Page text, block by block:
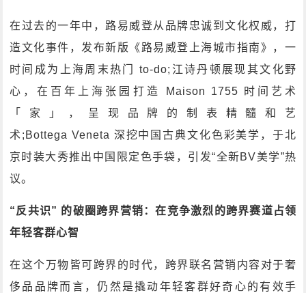
在过去的一年中，路易威登从品牌忠诚到文化权威，打
造文化事件，发布新版《路易威登上海城市指南》，一
时间成为上海周末热门 to-do;江诗丹顿展现其文化野
心，在百年上海张园打造 Maison 1755 时间艺术
「家」，呈现品牌的制表精髓和艺
术;Bottega Veneta 深挖中国古典文化色彩美学，于北
京时装大秀推出中国限定色手袋，引发“全新BV美学”热
议。
“反共识” 的破圈跨界营销：在竞争激烈的跨界赛道占领
年轻客群心智
在这个万物皆可跨界的时代，跨界联名营销内容对于奢
侈品品牌而言，仍然是撬动年轻客群好奇心的有效手